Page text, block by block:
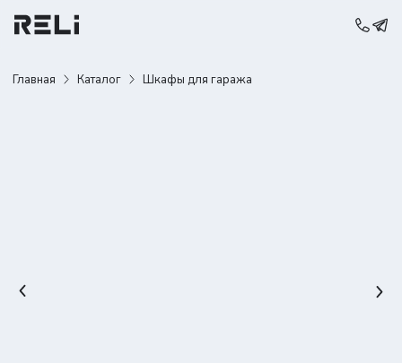
Главная Каталог Шкафы для гаража